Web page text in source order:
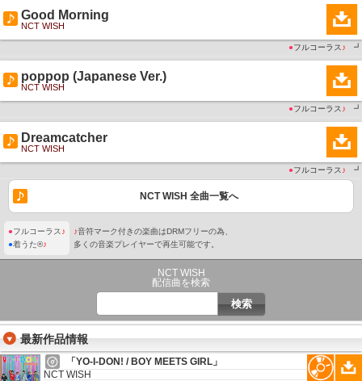
Good Morning
NCT WISH
●フルコーラス ♪ ┛
poppop (Japanese Ver.)
NCT WISH
●フルコーラス ♪ ┛
Dreamcatcher
NCT WISH
●フルコーラス ♪ ┛
NCT WISH 全曲一覧へ
●フルコーラス ♪
●着うた®♪
♪音符マーク付きの楽曲はDRMフリーの為、
多くの音楽プレイヤーで再生可能です。
NCT WISH
配信曲を検索
最新作品情報
「YO-I-DON! / BOY MEETS GIRL」
NCT WISH